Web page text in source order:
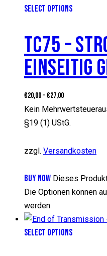
SELECT OPTIONS
TC75 –
EINSEITIG
€20,00–€27,00
Kein
§19 (1) UStG.
zzgl. Versandkosten
BUY NOW Dieses
Die Optionen können
werden
SELECT OPTIONS